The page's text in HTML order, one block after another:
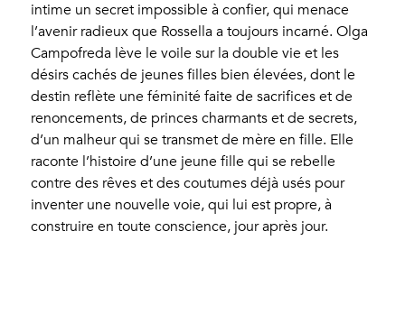
intime un secret impossible à confier, qui menace
l’avenir radieux que Rossella a toujours incarné. Olga
Campofreda lève le voile sur la double vie et les
désirs cachés de jeunes filles bien élevées, dont le
destin reflète une féminité faite de sacrifices et de
renoncements, de princes charmants et de secrets,
d’un malheur qui se transmet de mère en fille. Elle
raconte l’histoire d’une jeune fille qui se rebelle
contre des rêves et des coutumes déjà usés pour
inventer une nouvelle voie, qui lui est propre, à
construire en toute conscience, jour après jour.